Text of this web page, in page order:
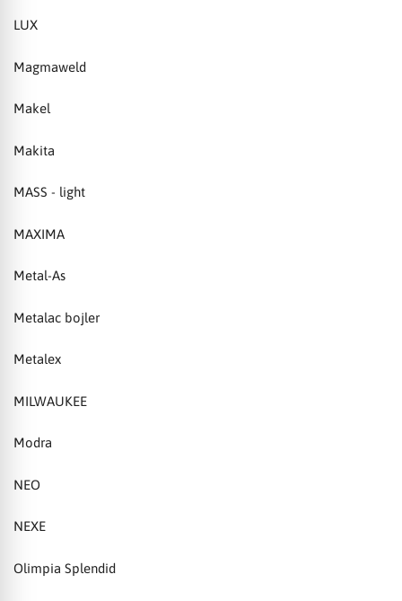
LUX
Magmaweld
Makel
Makita
MASS - light
MAXIMA
Metal-As
Metalac bojler
Metalex
MILWAUKEE
Modra
NEO
NEXE
Olimpia Splendid